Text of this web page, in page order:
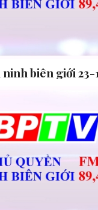
biên giới 23-